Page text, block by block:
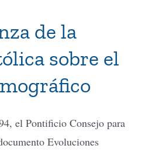
de la
sobre el
el Pontificio Consejo para
Evoluciones